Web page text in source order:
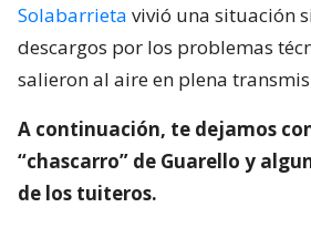
Solabarrieta vivió una situación
descargos por los problemas
salieron al aire en plena
A continuación, te dejamos
“chascarro” de Guarello y
de los tuiteros.